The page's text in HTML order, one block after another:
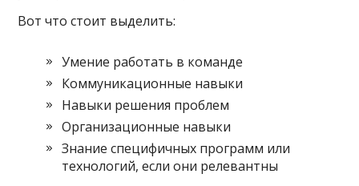
Вот что стоит выделить:
Умение работать в команде
Коммуникационные навыки
Навыки решения проблем
Организационные навыки
Знание специфичных программ или
технологий, если они релевантны